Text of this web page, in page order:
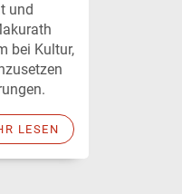
und
bei Kultur,
LESEN